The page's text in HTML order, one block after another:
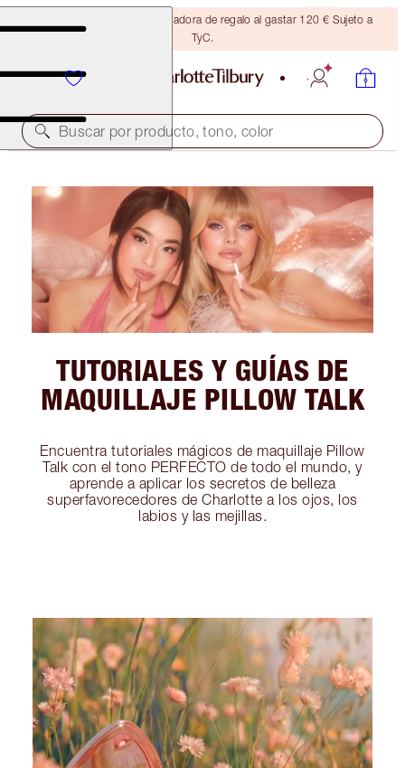
Consigue una brocha bronceadora de regalo al gastar 120 € Sujeto a
TyC.
Buscar por producto, tono, color
TUTORIALES Y GUÍAS DE
MAQUILLAJE PILLOW TALK
Encuentra tutoriales mágicos de maquillaje Pillow
Talk con el tono PERFECTO de todo el mundo, y
aprende a aplicar los secretos de belleza
superfavorecedores de Charlotte a los ojos, los
labios y las mejillas.